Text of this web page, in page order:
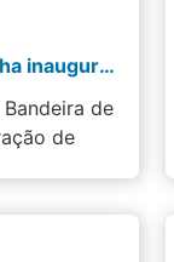
Bandeira de Mello acompanha inauguração de trecho da nova Serra das Araras
de
de